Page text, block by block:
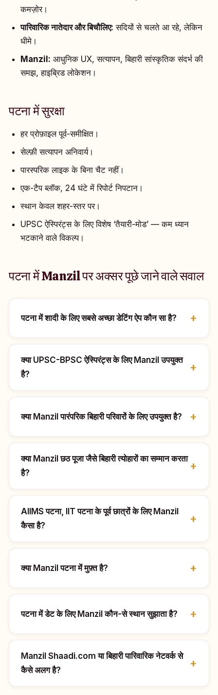
कमज़ोर।
पारिवारिक नातेदार और बिचौलिए: सदियों से चलते आ रहे, लेकिन
धीमे।
Manzil: आधुनिक UX, सत्यापन, बिहारी सांस्कृतिक संदर्भ की
समझ, हाइब्रिड लोकेशन।
पटना में सुरक्षा
हर प्रोफ़ाइल पूर्व-समीक्षित।
सेल्फ़ी सत्यापन अनिवार्य।
पारस्परिक लाइक के बिना चैट नहीं।
एक-टैप ब्लॉक, 24 घंटे में रिपोर्ट निपटान।
स्थान केवल शहर-स्तर पर।
UPSC ऐस्पिरंट्स के लिए विशेष ‘तैयारी-मोड’ — कम ध्यान
भटकाने वाले विकल्प।
पटना में Manzil पर अक्सर पूछे जाने वाले सवाल
पटना में शादी के लिए सबसे अच्छा डेटिंग ऐप कौन सा है?
क्या UPSC-BPSC ऐस्पिरंट्स के लिए Manzil उपयुक्त
है?
क्या Manzil पारंपरिक बिहारी परिवारों के लिए उपयुक्त है?
क्या Manzil छठ पूजा जैसे बिहारी त्योहारों का सम्मान करता
है?
AIIMS पटना, IIT पटना के पूर्व छात्रों के लिए Manzil
कैसा है?
क्या Manzil पटना में मुफ़्त है?
पटना में डेट के लिए Manzil कौन-से स्थान सुझाता है?
Manzil Shaadi.com या बिहारी पारिवारिक नेटवर्क से
कैसे अलग है?